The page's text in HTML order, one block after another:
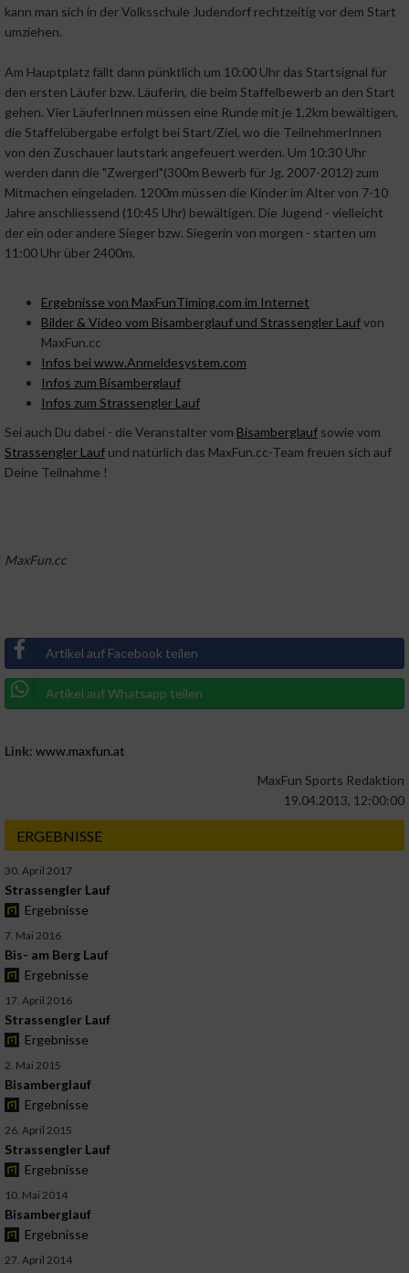
kann man sich in der Volksschule Judendorf rechtzeitig vor dem Start
umziehen.
Am Hauptplatz fällt dann pünktlich um 10:00 Uhr das Startsignal für
den ersten Läufer bzw. Läuferin, die beim Staffelbewerb an den Start
gehen. Vier LäuferInnen müssen eine Runde mit je 1,2km bewältigen,
die Staffelübergabe erfolgt bei Start/Ziel, wo die TeilnehmerInnen
von den Zuschauer lautstark angefeuert werden. Um 10:30 Uhr
werden dann die "Zwergerl"(300m Bewerb für Jg. 2007-2012) zum
Mitmachen eingeladen. 1200m müssen die Kinder im Alter von 7-10
Jahre anschliessend (10:45 Uhr) bewältigen. Die Jugend - vielleicht
der ein oder andere Sieger bzw. Siegerin von morgen - starten um
11:00 Uhr über 2400m.
Ergebnisse von MaxFunTiming.com im Internet
Bilder & Video vom Bisamberglauf und Strassengler Laufvon
MaxFun.cc
Infos bei www.Anmeldesystem.com
Infos zum Bisamberglauf
Infos zum Strassengler Lauf
Sei auch Du dabei - die Veranstalter vom Bisamberglauf sowie vom
Strassengler Lauf und natürlich das MaxFun.cc-Team freuen sich auf
Deine Teilnahme !
MaxFun.cc
Artikel auf Facebook teilen
Artikel auf Whatsapp teilen
Link: www.maxfun.at
MaxFun Sports Redaktion
19.04.2013, 12:00:00
ERGEBNISSE
30. April 2017
Strassengler Lauf
Ergebnisse
7. Mai 2016
Bis- am Berg Lauf
Ergebnisse
17. April 2016
Strassengler Lauf
Ergebnisse
2. Mai 2015
Bisamberglauf
Ergebnisse
26. April 2015
Strassengler Lauf
Ergebnisse
10. Mai 2014
Bisamberglauf
Ergebnisse
27. April 2014